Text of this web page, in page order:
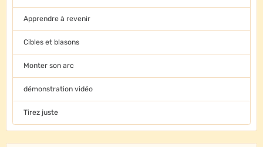
Apprendre à revenir
Cibles et blasons
Monter son arc
démonstration vidéo
Tirez juste